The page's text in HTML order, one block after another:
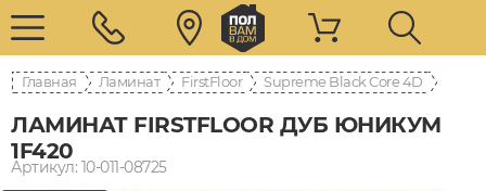
Главная Ламинат FirstFloor Supreme Black Core 4D
ЛАМИНАТ FIRSTFLOOR ДУБ ЮНИКУМ
1F420
Артикул: 10-011-08725